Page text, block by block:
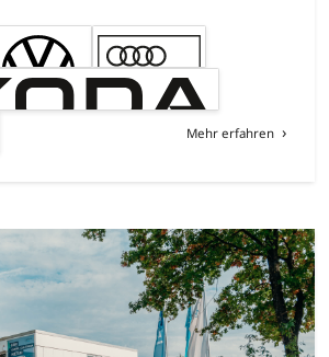
Mehr erfahren